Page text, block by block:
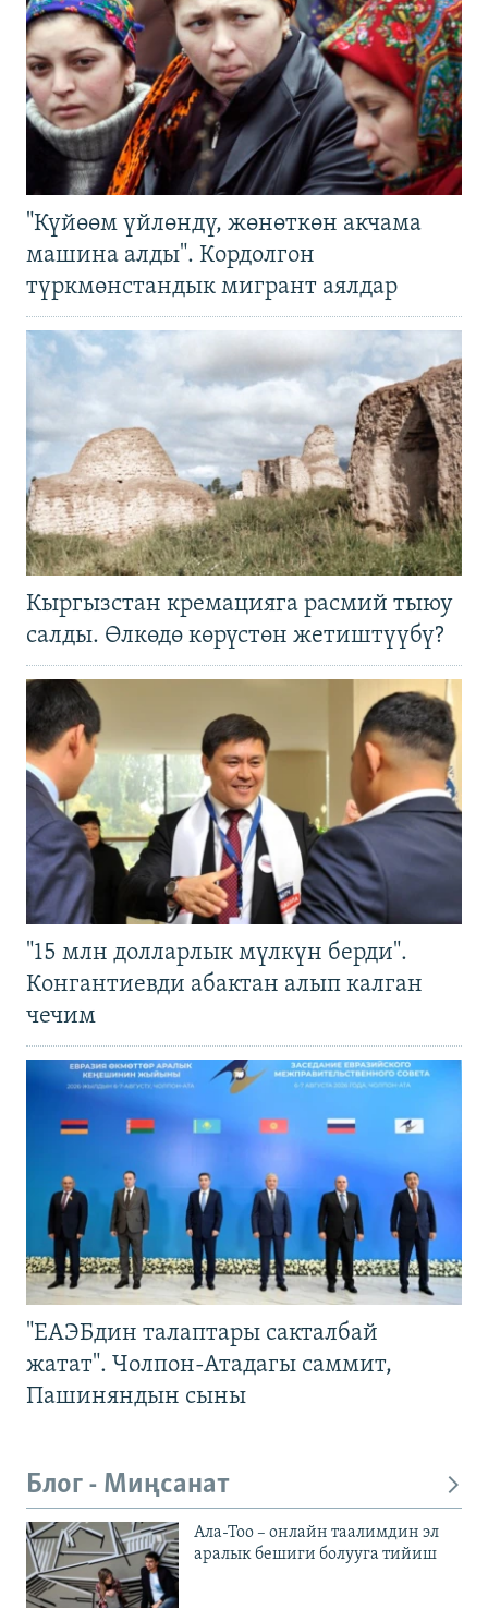
"Күйөөм үйлөндү, жөнөткөн акчама
машина алды". Кордолгон
түркмөнстандык мигрант аялдар
Кыргызстан кремацияга расмий тыюу
салды. Өлкөдө көрүстөн жетиштүүбү?
"15 млн долларлык мүлкүн берди".
Конгантиевди абактан алып калган
чечим
"ЕАЭБдин талаптары сакталбай
жатат". Чолпон-Атадагы саммит,
Пашиняндын сыны
Блог - Миңсанат
Ала-Тоо – онлайн таалимдин эл
аралык бешиги болууга тийиш